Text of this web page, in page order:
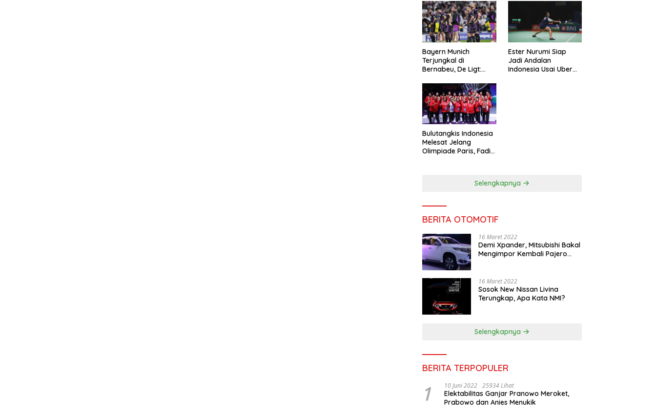
Keamanan
Bayern Munich
Terjungkal di
Bernabeu, De Ligt:
Ester Nurumi Siap
Jadi Andalan
Indonesia Usai Uber
Bulutangkis Indonesia
Melesat Jelang
Olimpiade Paris, Fadil
Selengkapnya
BERITA OTOMOTIF
16 Maret 2022
Demi Xpander, Mitsubishi Bakal
Mengimpor Kembali Pajero
16 Maret 2022
Sosok New Nissan Livina
Terungkap, Apa Kata NMI?
Selengkapnya
BERITA TERPOPULER
1 10 Juni 2022 25934 Lihat
Elektabilitas Ganjar Pranowo Meroket,
Prabowo dan Anies Menukik